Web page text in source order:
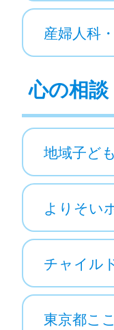
産婦人科
心の相談
地域子ど
よりそい
チャイル
東京都こ